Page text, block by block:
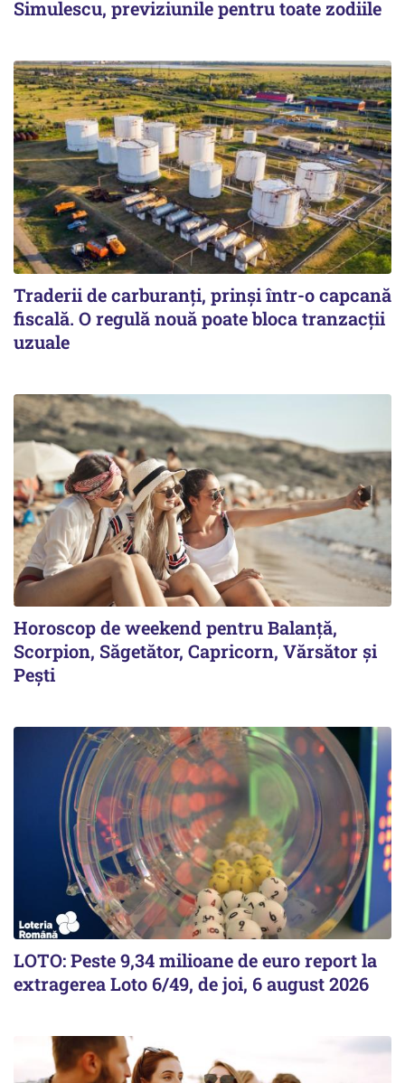
Simulescu, previziunile pentru toate zodiile
Traderii de carburanți, prinși într-o capcană
fiscală. O regulă nouă poate bloca tranzacții
uzuale
Horoscop de weekend pentru Balanță,
Scorpion, Săgetător, Capricorn, Vărsător și
Pești
LOTO: Peste 9,34 milioane de euro report la
extragerea Loto 6/49, de joi, 6 august 2026